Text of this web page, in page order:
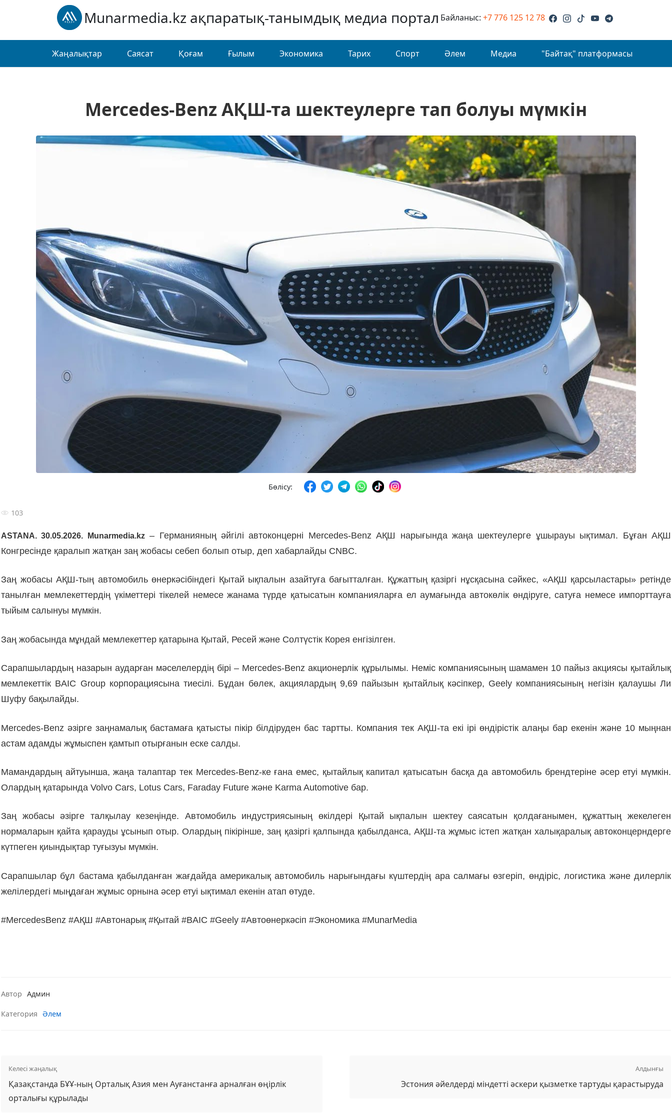
Munarmedia.kz ақпаратық-танымдық медиа портал Байланыс:+7 776 125 12 78
Жаңалықтар Саясат Қоғам Ғылым Экономика Тарих Спорт Әлем Медиа "Байтақ" платформасы
Mercedes-Benz АҚШ-та шектеулерге тап болуы мүмкін
Бөлісу:
103
ASTANA. 30.05.2026. Munarmedia.kz– Германияның әйгілі автоконцерні Mercedes-Benz АҚШ нарығында жаңа шектеулерге ұшырауы ықтимал. Бұған АҚШ
Конгресінде қаралып жатқан заң жобасы себеп болып отыр, деп хабарлайды CNBC.
Заң жобасы АҚШ-тың автомобиль өнеркәсібіндегі Қытай ықпалын азайтуға бағытталған. Құжаттың қазіргі нұсқасына сәйкес, «АҚШ қарсыластары» ретінде
танылған мемлекеттердің үкіметтері тікелей немесе жанама түрде қатысатын компанияларға ел аумағында автокөлік өндіруге, сатуға немесе импорттауға
тыйым салынуы мүмкін.
Заң жобасында мұндай мемлекеттер қатарына Қытай, Ресей және Солтүстік Корея енгізілген.
Сарапшылардың назарын аударған мәселелердің бірі – Mercedes-Benz акционерлік құрылымы. Неміс компаниясының шамамен 10 пайыз акциясы қытайлық
мемлекеттік BAIC Group корпорациясына тиесілі. Бұдан бөлек, акциялардың 9,69 пайызын қытайлық кәсіпкер, Geely компаниясының негізін қалаушы Ли
Шуфу бақылайды.
Mercedes-Benz әзірге заңнамалық бастамаға қатысты пікір білдіруден бас тартты. Компания тек АҚШ-та екі ірі өндірістік алаңы бар екенін және 10 мыңнан
астам адамды жұмыспен қамтып отырғанын еске салды.
Мамандардың айтуынша, жаңа талаптар тек Mercedes-Benz-ке ғана емес, қытайлық капитал қатысатын басқа да автомобиль брендтеріне әсер етуі мүмкін.
Олардың қатарында Volvo Cars, Lotus Cars, Faraday Future және Karma Automotive бар.
Заң жобасы әзірге талқылау кезеңінде. Автомобиль индустриясының өкілдері Қытай ықпалын шектеу саясатын қолдағанымен, құжаттың жекелеген
нормаларын қайта қарауды ұсынып отыр. Олардың пікірінше, заң қазіргі қалпында қабылданса, АҚШ-та жұмыс істеп жатқан халықаралық автоконцерндерге
күтпеген қиындықтар туғызуы мүмкін.
Сарапшылар бұл бастама қабылданған жағдайда америкалық автомобиль нарығындағы күштердің ара салмағы өзгеріп, өндіріс, логистика және дилерлік
желілердегі мыңдаған жұмыс орнына әсер етуі ықтимал екенін атап өтуде.
#MercedesBenz #АҚШ #Автонарық #Қытай #BAIC #Geely #Автоөнеркәсіп #Экономика #MunarMedia
Автор Админ
Категория Әлем
Келесі жаңалық
Қазақстанда БҰҰ-ның Орталық Азия мен Ауғанстанға арналған өңірлік
орталығы құрылады
Алдынғы
Эстония әйелдерді міндетті әскери қызметке тартуды қарастыруда